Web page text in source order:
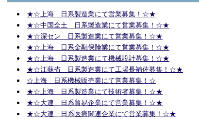
★☆上海 日系製造業にて営業募集！☆★
★☆中国全土 日系製造業にて営業募集！☆★
★☆深セン 日系製造業にて営業募集！☆★
★☆上海 日系金融保険業にて営業募集！☆★
★☆上海 日系製造業にて機械設計募集！☆★
★☆江蘇省 日系製造業にて工場長補佐募集！☆★
☆上海 日系機械販売業にて営業募集！☆
★☆上海 日系製造業にて技術者募集！☆★
★☆大連 日系貿易企業にて営業募集！☆★
★☆大連 日系医療関連企業にて営業募集！☆★